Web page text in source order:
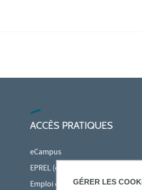
GÉRER LES
ACCÈS PRATIQUES
eCampus
EPREL (cours en ligne)
Emploi du temps en ligne (ADE)